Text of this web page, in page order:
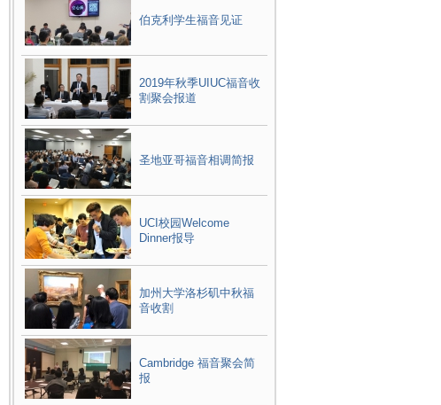
伯克利学生福音见证
2019年秋季UIUC福音收
割聚会报道
圣地亚哥福音相调简报
UCI校园Welcome
Dinner报导
加州大学洛杉矶中秋福
音收割
Cambridge 福音聚会简
报